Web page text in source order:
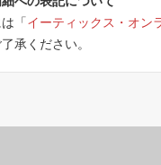
「イーティックス・オン
承ください。